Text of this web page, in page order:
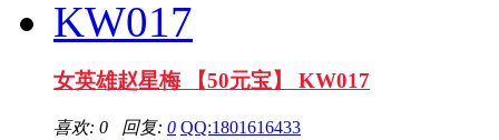
女英雄赵星梅 【50元宝】 KW017
喜欢: 0 回复: 0 QQ:1801616433